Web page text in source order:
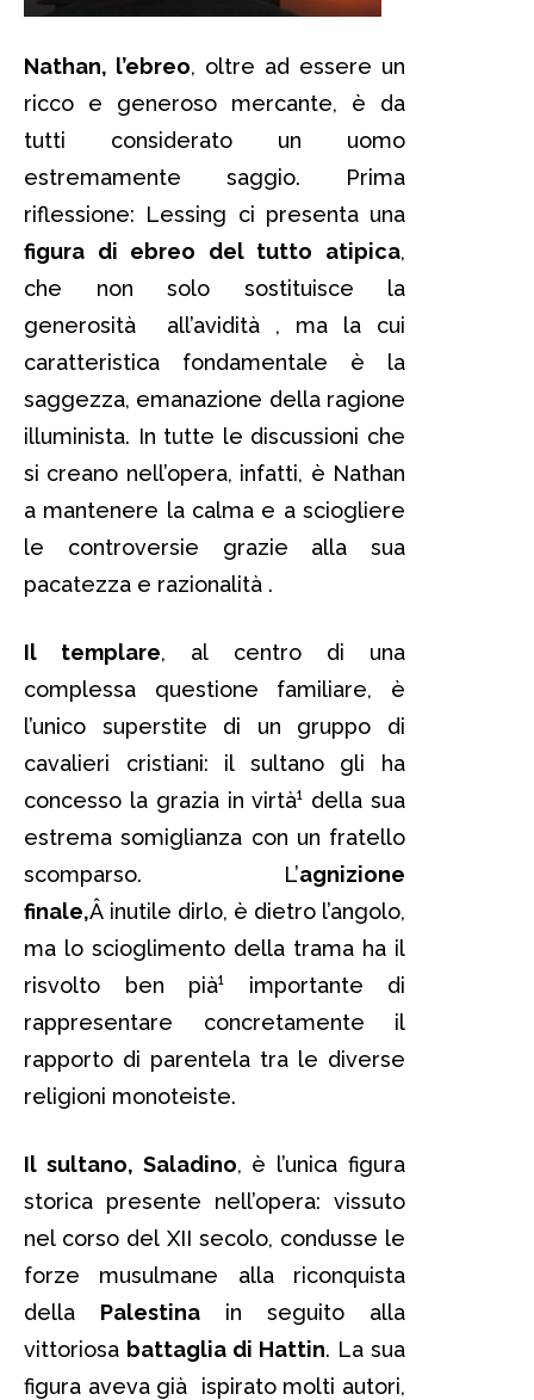
Nathan, l’ebreo, oltre ad essere un
ricco e generoso mercante, è da
tutti considerato un uomo
estremamente saggio. Prima
riflessione: Lessing ci presenta una
figura di ebreo del tutto atipica,
che non solo sostituisce la
generosità all’avidità , ma la cui
caratteristica fondamentale è la
saggezza, emanazione della ragione
illuminista. In tutte le discussioni che
si creano nell’opera, infatti, è Nathan
a mantenere la calma e a sciogliere
le controversie grazie alla sua
pacatezza e razionalità .
Il templare, al centro di una
complessa questione familiare, è
l’unico superstite di un gruppo di
cavalieri cristiani: il sultano gli ha
concesso la grazia in virtà¹ della sua
estrema somiglianza con un fratello
scomparso. L’agnizione
finale,Â inutile dirlo, è dietro l’angolo,
ma lo scioglimento della trama ha il
risvolto ben pià¹ importante di
rappresentare concretamente il
rapporto di parentela tra le diverse
religioni monoteiste.
Il sultano, Saladino, è l’unica figura
storica presente nell’opera: vissuto
nel corso del XII secolo, condusse le
forze musulmane alla riconquista
della Palestina in seguito alla
vittoriosa battaglia di Hattin. La sua
figura aveva già ispirato molti autori,